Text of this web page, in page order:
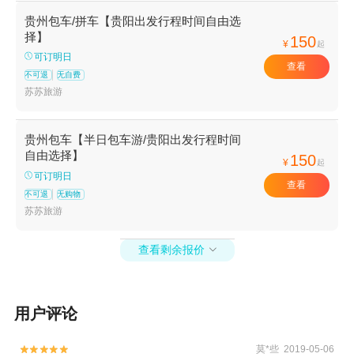
区+四洞沟景区+荔波小七孔景区+荔波大七孔景
区+甲茶风景名胜区+贵阳欢乐世界+荔波联山湾
+天下第一壶中国茶文化博览园+四渡赤水纪念馆
+紫林山国际旅游度假区+瑶山古寨+茶海生态园
线+猴耳天坑·极限酷玩公园+红果树+双门峡中国
诗歌谷+贵州紫林山国际旅游度假区+十二背后·
清溪峡景区+荔波四季花海+时光贵州古镇+贵阳
珍珠岛度假中心+香纸沟枫叶谷旅游度假区-已下
线+卧龙谷漂流+十二背后-清溪河漂流+十二背后
地下裂缝景区+红赤水+赤水凤凰花坞+大娄山滑
雪场+中国天眼景区+羊昌花画小镇+青岩古堡
+赤水白马溪景区+南江水上欢乐园+水车坝水上
+龙里水乡飞越丛林+荔波冰雪水世界主题乐园
娄山水上乐园+荔波车技坊+独山游乐园+福泉古
贵州包车/拼车【贵阳出发行程时间自由选
择】
可订明日
不可退 无自费
苏苏旅游
¥ 150起
查看
贵州包车【半日包车游/贵阳出发行程时间
自由选择】
可订明日
不可退 无购物
苏苏旅游
¥ 150起
查看
查看剩余报价 
用户评论

 莫*些 2019-05-06